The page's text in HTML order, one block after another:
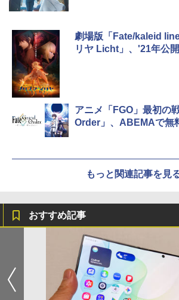
劇場版「Fate/kaleid
リヤ Licht」、'21年公開
アニメ「FGO」最初の
Order」、ABEMAで無
もっと関連記事を見
おすすめ記事